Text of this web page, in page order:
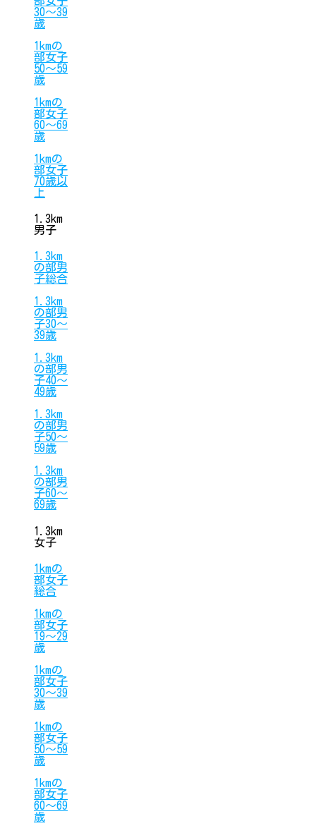
30〜39
歳
1kmの
部女子
50〜59
歳
1kmの
部女子
60〜69
歳
1kmの
部女子
70歳以
上
1.3km
男子
1.3km
の部男
子総合
1.3km
の部男
子30〜
39歳
1.3km
の部男
子40〜
49歳
1.3km
の部男
子50〜
59歳
1.3km
の部男
子60〜
69歳
1.3km
女子
1kmの
部女子
総合
1kmの
部女子
19〜29
歳
1kmの
部女子
30〜39
歳
1kmの
部女子
50〜59
歳
1kmの
部女子
60〜69
歳